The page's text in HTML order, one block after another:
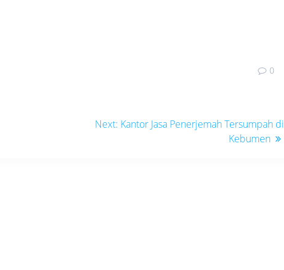
0
Next: Next
Kantor Jasa Penerjemah Tersumpah di
Kebumen